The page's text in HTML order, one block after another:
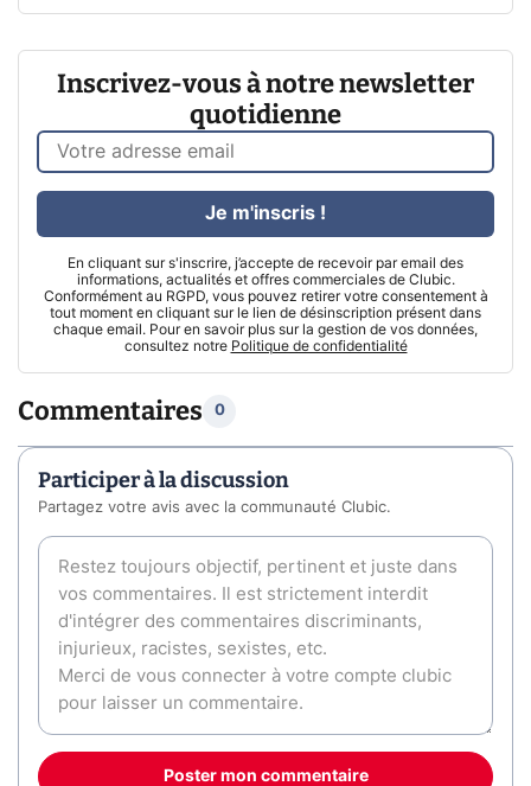
Inscrivez-vous à notre newsletter
quotidienne
En cliquant sur s'inscrire, j’accepte de recevoir par email des
informations, actualités et offres commerciales de Clubic.
Conformément au RGPD, vous pouvez retirer votre consentement à
tout moment en cliquant sur le lien de désinscription présent dans
chaque email. Pour en savoir plus sur la gestion de vos données,
consultez notre Politique de confidentialité
Je m'inscris !
Commentaires 0
Participer à la discussion
Partagez votre avis avec la communauté Clubic.
Poster mon commentaire